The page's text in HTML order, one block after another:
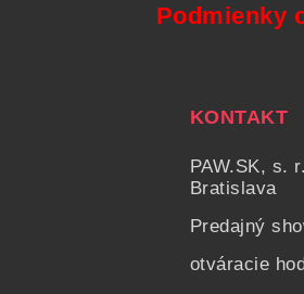
Podmienky
KONTAKT
PAW.SK, s.
Bratislava
Predajný
otváracie